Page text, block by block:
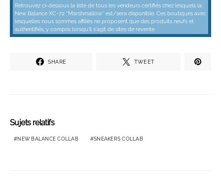
Retrouvez ci-dessous la liste de tous les vendeurs certifiés chez lesquels la
New Balance XC-72 ‘’Marshmallow’’ est/sera disponible. Ces boutiques avec
lesquelles nous sommes affiliés ne proposent que des produits neufs et
authentifiés, y compris lorsqu'il s'agit de sites de revente.
SHARE TWEET
Sujets relatifs
NEW BALANCE COLLAB SNEAKERS COLLAB